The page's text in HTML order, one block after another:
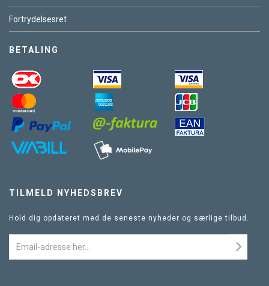
Fortrydelsesret
BETALING
TILMELD NYHEDSBREV
Hold dig opdateret med de seneste nyheder og særlige tilbud.